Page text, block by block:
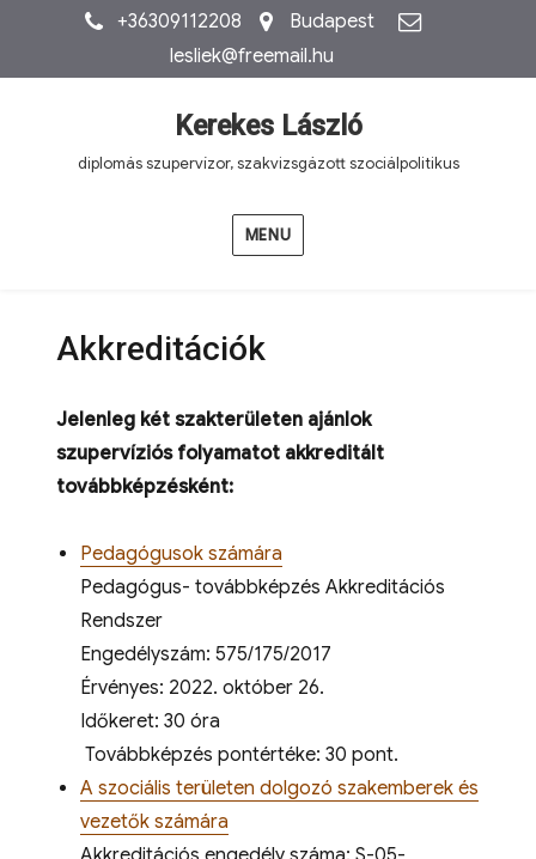
+36309112208
Budapest
lesliek@freemail.hu
Kerekes László
diplomás szupervízor, szakvizsgázott szociálpolitikus
MENU
Akkreditációk
Jelenleg két szakterületen ajánlok
szupervíziós folyamatot akkreditált
továbbképzésként:
Pedagógusok számára
Pedagógus- továbbképzés Akkreditációs
Rendszer
Engedélyszám: 575/175/2017
Érvényes: 2022. október 26.
Időkeret: 30 óra
Továbbképzés pontértéke: 30 pont.
A szociális területen dolgozó szakemberek és
vezetők számára